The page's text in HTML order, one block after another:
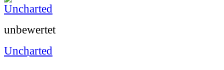
unbewertet
Uncharted
Userbewertung: